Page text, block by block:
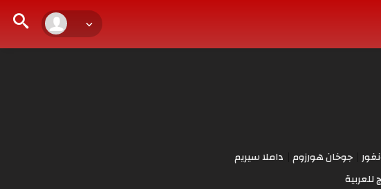
جوخان هورزوم داملا سيريم
للعربية